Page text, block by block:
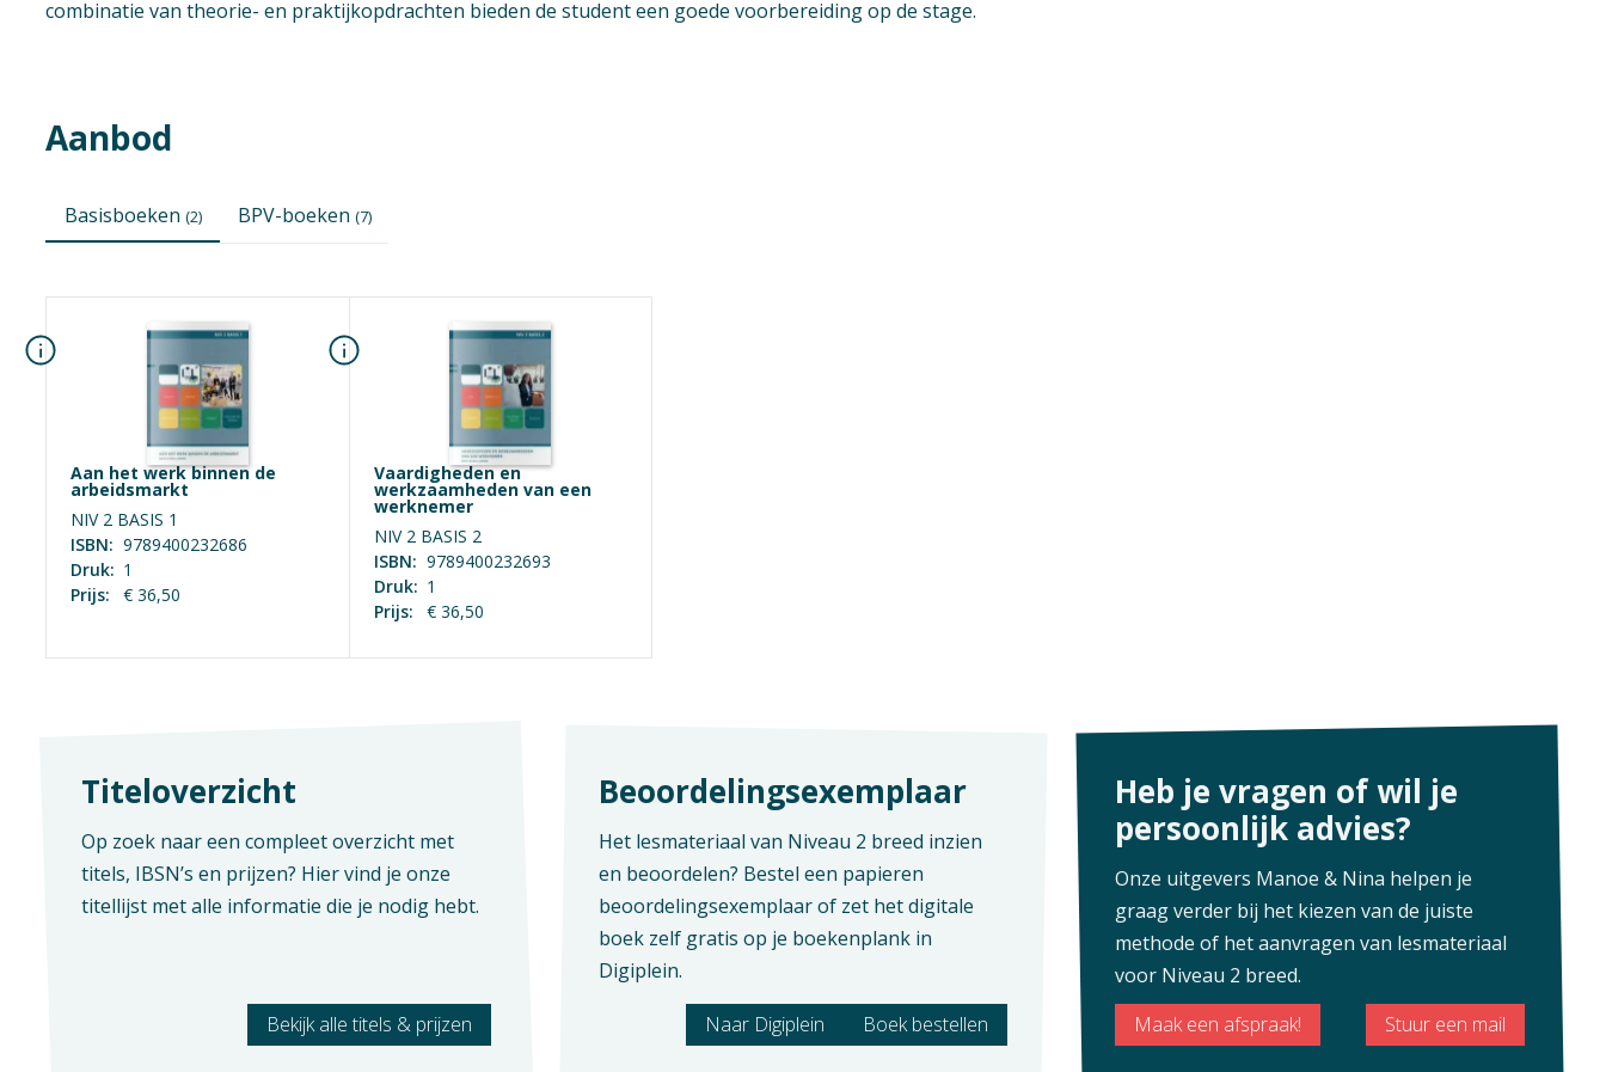
combinatie van theorie- en praktijkopdrachten bieden de student een goede voorbereiding op de stage.
Aanbod
Basisboeken (2) BPV-boeken (7)
Aan het werk binnen de
arbeidsmarkt
NIV 2 BASIS 1
ISBN: 9789400232686
Druk: 1
Prijs:
€ 36,50
Vaardigheden en
werkzaamheden van een
werknemer
NIV 2 BASIS 2
ISBN: 9789400232693
Druk: 1
Prijs:
€ 36,50
Titeloverzicht
Op zoek naar een compleet overzicht met
titels, IBSN’s en prijzen? Hier vind je onze
titellijst met alle informatie die je nodig hebt.
Bekijk alle titels & prijzen
Beoordelingsexemplaar
Het lesmateriaal van Niveau 2 breed inzien
en beoordelen? Bestel een papieren
beoordelingsexemplaar of zet het digitale
boek zelf gratis op je boekenplank in
Digiplein.
Naar Digiplein Boek bestellen
Naam
School
Straat en huisnummer
privacyverklaringgelezen en ga akkoord
Heb je vragen of wil je
persoonlijk advies?
Onze uitgevers Manoe & Nina helpen je
graag verder bij het kiezen van de juiste
methode of het aanvragen van lesmateriaal
voor Niveau 2 breed.
Maak een afspraak!
Stuur een mail